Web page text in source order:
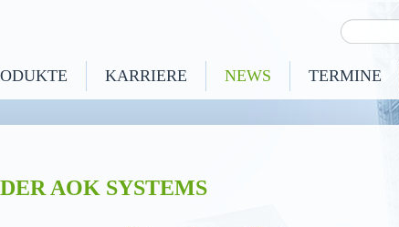
KARRIERE NEWS TERMINE
AOK SYSTEMS